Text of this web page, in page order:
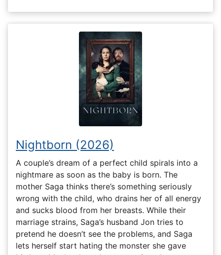
Nightborn (2026)
A couple’s dream of a perfect child spirals into a
nightmare as soon as the baby is born. The
mother Saga thinks there’s something seriously
wrong with the child, who drains her of all energy
and sucks blood from her breasts. While their
marriage strains, Saga’s husband Jon tries to
pretend he doesn’t see the problems, and Saga
lets herself start hating the monster she gave